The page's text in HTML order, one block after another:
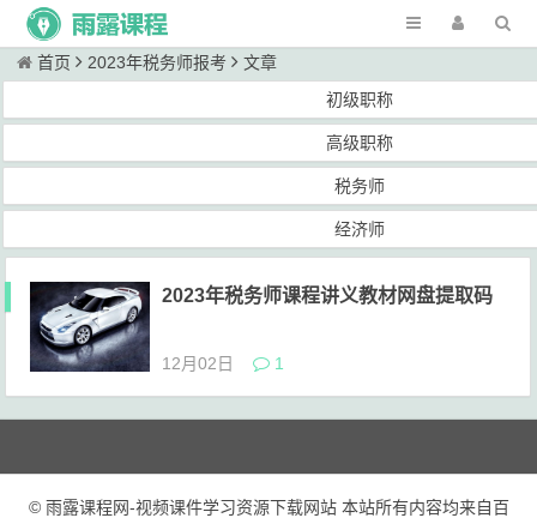
首页 2023年税务师报考
文章
初级职称
高级职称
税务师
经济师
2023年税务师课程讲义教材网盘提取码
12月02日 1
© 雨露课程网-视频课件学习资源下载网站 本站所有内容均来自百